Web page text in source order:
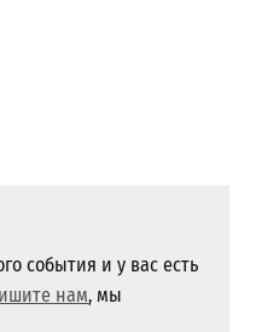
события и у вас есть
нам, мы